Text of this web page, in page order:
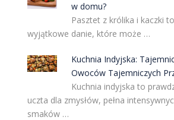
w domu?
Pasztet z królika i kaczki to
wyjątkowe danie, które może …
Kuchnia Indyjska:
Owoców Tajemniczych
Kuchnia indyjska to
uczta dla zmysłów, pełna
smaków …